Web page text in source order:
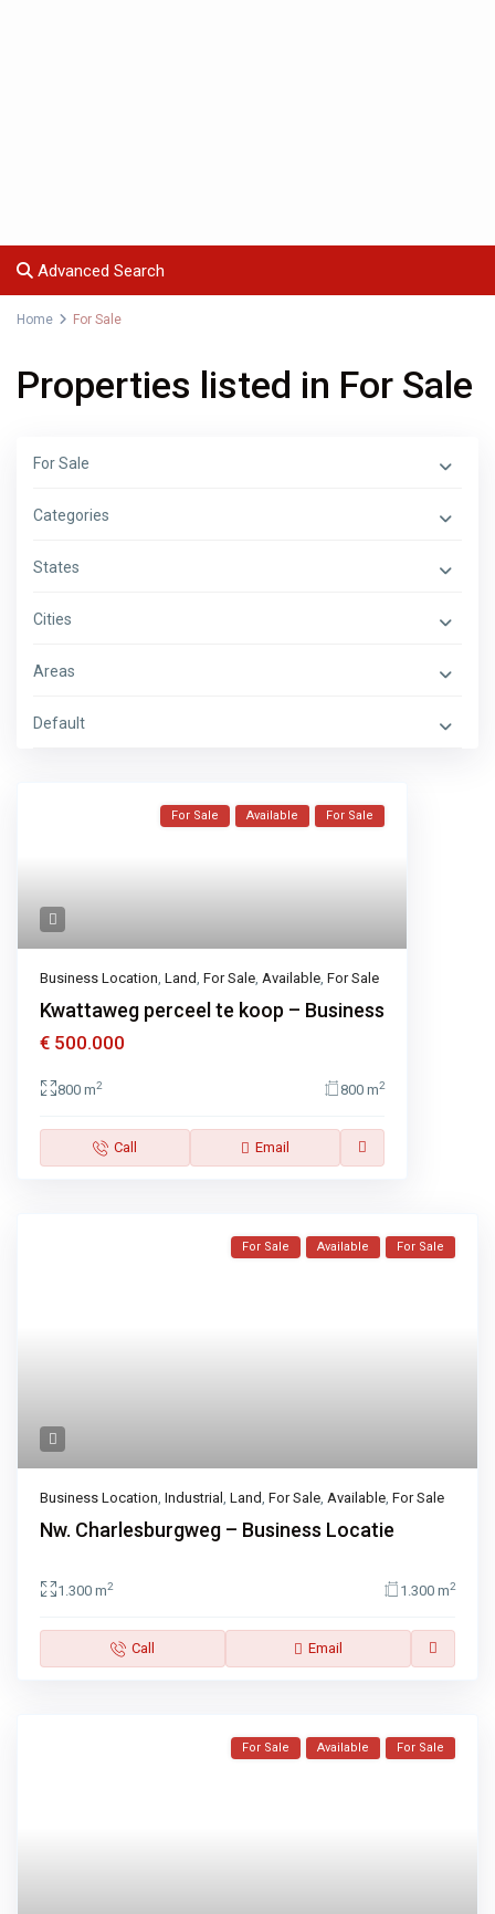
Advanced Search
Home For Sale
Properties listed in For Sale
For Sale
Categories
States
Cities
Areas
Default
For Sale Available For Sale
Business Location,Land,For Sale,Available,For Sale
Kwattaweg perceel te koop – Business
€ 500.000
800 m2 800 m2
Call Email
For Sale Available For Sale
Business Location,Industrial,Land,For Sale,Available,For Sale
Nw. Charlesburgweg – Business Locatie
1.300 m2 1.300 m2
Call Email
For Sale Available For Sale